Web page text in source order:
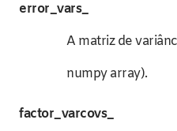
error_vars_
A matriz de
numpy array).
factor_varcovs_